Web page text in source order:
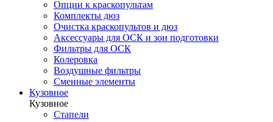
Опции к краскопультам
Комплекты дюз
Очистка краскопультов и дюз
Аксессуары для ОСК и зон подготовки
Фильтры для ОСК
Колеровка
Воздушные фильтры
Сменные элементы
Кузовное
Кузовное
Стапели